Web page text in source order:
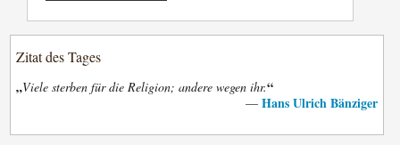
Zitat des Tages
„Viele sterben für die Religion; andere wegen ihr.“
— Hans Ulrich Bänziger